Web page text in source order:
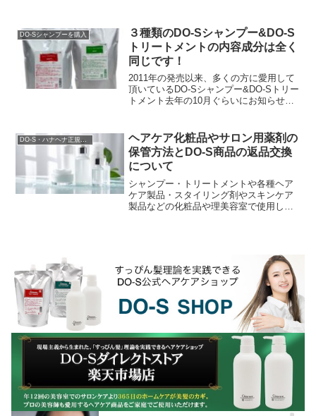
DO-Sシャンプーを購入
３種類のDO-Sシャンプー&DO-S
トリートメントの内容成分は全く
同じです！
2011年の発売以来、多くの方に愛用して
頂いているDO-Sシャンプー&DO-Sトリー
トメント去年の10月ぐらいにお知らせし
DO-S・ハナヘナ正規販売店
ヘアケア化粧品やサロン用薬剤の
保管方法とDO-S商品の返品交換
について
シャンプー・トリートメントや各種ヘア
ケア製品・スタイリング剤やスキンケア
製品などの化粧品や理美容室で使用して